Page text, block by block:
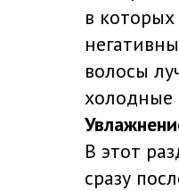
в
волосы
холодные
В этот
сразу